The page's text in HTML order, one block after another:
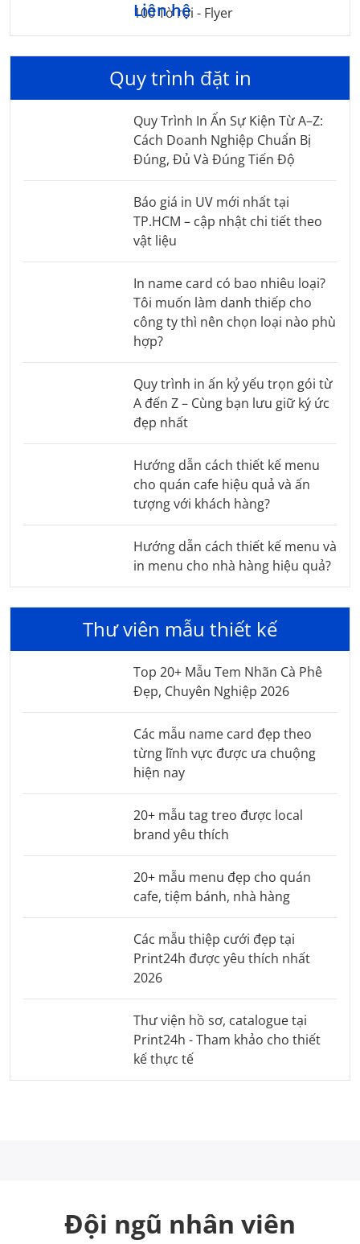
100 Tờ rơi - Flyer
Liên hệ
Quy trình đặt in
Quy Trình In Ấn Sự Kiện Từ A–Z:
Cách Doanh Nghiệp Chuẩn Bị
Đúng, Đủ Và Đúng Tiến Độ
Báo giá in UV mới nhất tại
TP.HCM – cập nhật chi tiết theo
vật liệu
In name card có bao nhiêu loại?
Tôi muốn làm danh thiếp cho
công ty thì nên chọn loại nào phù
hợp?
Quy trình in ấn kỷ yếu trọn gói từ
A đến Z – Cùng bạn lưu giữ ký ức
đẹp nhất
Hướng dẫn cách thiết kế menu
cho quán cafe hiệu quả và ấn
tượng với khách hàng?
Hướng dẫn cách thiết kế menu và
in menu cho nhà hàng hiệu quả?
Thư viên mẫu thiết kế
Top 20+ Mẫu Tem Nhãn Cà Phê
Đẹp, Chuyên Nghiệp 2026
Các mẫu name card đẹp theo
từng lĩnh vực được ưa chuộng
hiện nay
20+ mẫu tag treo được local
brand yêu thích
20+ mẫu menu đẹp cho quán
cafe, tiệm bánh, nhà hàng
Các mẫu thiệp cưới đẹp tại
Print24h được yêu thích nhất
2026
Thư viện hồ sơ, catalogue tại
Print24h - Tham khảo cho thiết
kế thực tế
Đội ngũ nhân viên